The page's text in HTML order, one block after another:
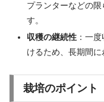
プランターなどの
す。
収穫の継続性：一度
けるため、長期間に
栽培のポイント